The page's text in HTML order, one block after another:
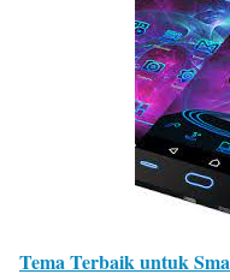
Tema Terbaik untuk